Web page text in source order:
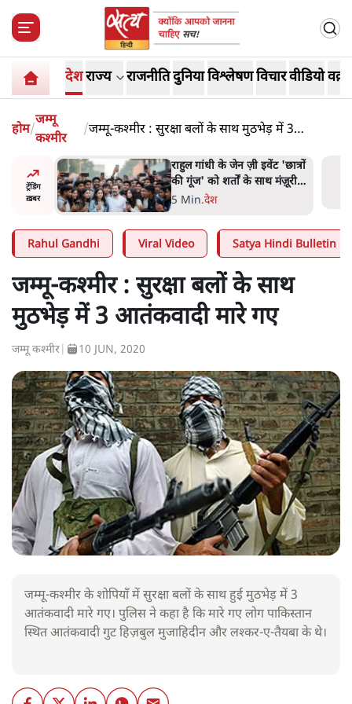
देशराज्य राजनीतिदुनियाविश्लेषणविचारवीडियो
होम/
जम्मू
कश्मीर
/जम्मू-कश्मीर : सुरक्षा बलों के साथ मुठभेड़ में 3
ट्रेंडिंग
ख़बर
राहुल गांधी के जेन ज़ी इवेंट 'छात्रों
की गूंज' को शर्तों के साथ मंज़ूरी
देना पड़ा
5 Min.देश
Rahul Gandhi Viral Video Satya Hindi Bulletin
जम्मू-कश्मीर : सुरक्षा बलों के साथ
मुठभेड़ में 3 आतंकवादी मारे गए
जम्मू कश्मीर 10 JUN, 2020
जम्मू-कश्मीर के शोपियाँ में सुरक्षा बलों के साथ हुई मुठभेड़ में 3
आतंकवादी मारे गए। पुलिस ने कहा है कि मारे गए लोग पाकिस्तान
स्थित आतंकवादी गुट हिज़बुल मुजाहिदीन और लश्कर-ए-तैयबा के थे।